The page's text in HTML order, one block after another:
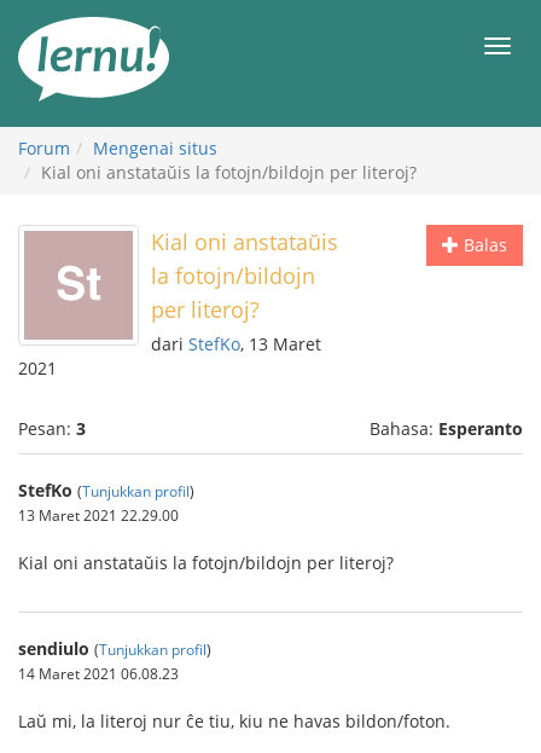
daftar
Forum
Mengenai situs
Kial oni anstataŭis la fotojn/bildojn per literoj?
Balas
Kial oni anstataŭis
la fotojn/bildojn
per literoj?
dari StefKo, 13 Maret
2021
Pesan: 3 Bahasa: Esperanto
StefKo (Tunjukkan profil)
13 Maret 2021 22.29.00
Kial oni anstataŭis la fotojn/bildojn per literoj?
sendiulo (Tunjukkan profil)
14 Maret 2021 06.08.23
Laŭ mi, la literoj nur ĉe tiu, kiu ne havas bildon/foton.